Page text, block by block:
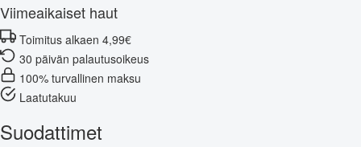
Viimeaikaiset haut
Toimitus alkaen 4,99€
30 päivän palautusoikeus
100% turvallinen maksu
Laatutakuu
Suodattimet